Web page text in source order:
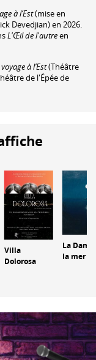
à l’Est(mise en
Devedjian) en 2026.
L'Œil de l'autreen
à l’Est(Théâtre
de l'Épée de
Villa
Dolorosa
La Dame
la mer